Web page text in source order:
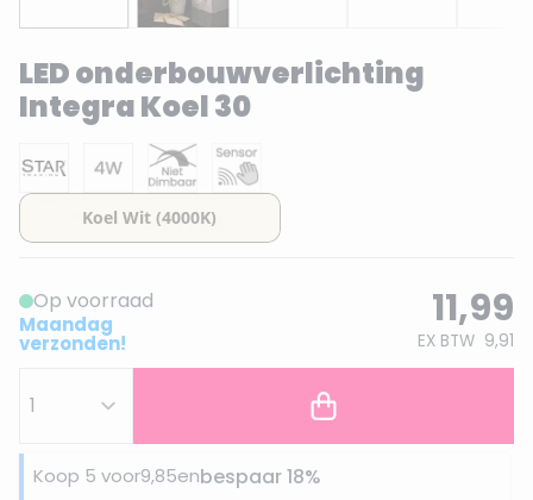
LED onderbouwverlichting
Integra Koel 30
Op voorraad
Maandag
verzonden!
11,99
EX BTW 9,91
Koop 5 voor9,85enbespaar18%